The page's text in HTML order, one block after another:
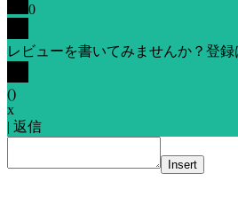
0
レビューを書いてみませんか？登録
()
x
| 返信
Insert